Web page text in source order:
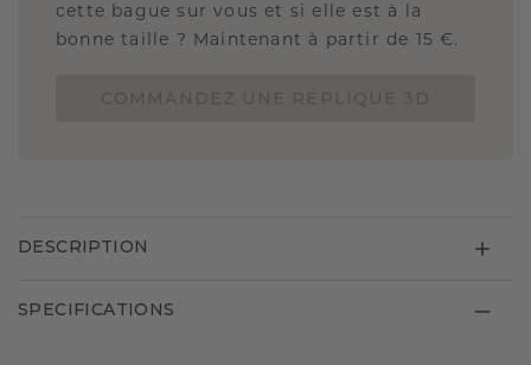
cette bague sur vous et si elle est à la
bonne taille ? Maintenant à partir de 15 €.
DESCRIPTION
SPECIFICATIONS